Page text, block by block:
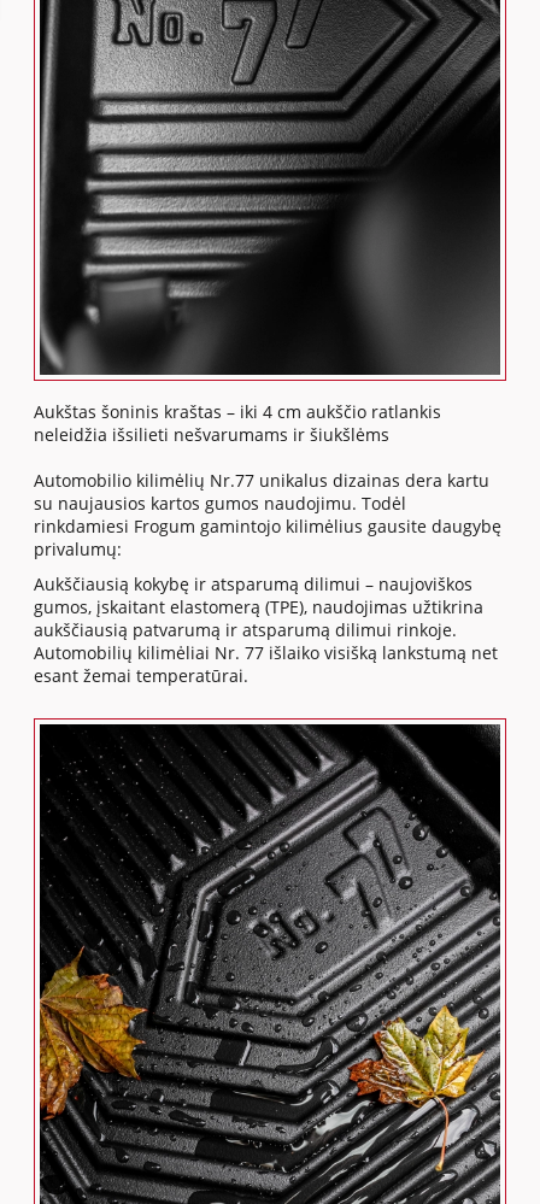
Aukštas šoninis kraštas – iki 4 cm aukščio ratlankis
neleidžia išsilieti nešvarumams ir šiukšlėms
Automobilio kilimėlių Nr.77 unikalus dizainas dera kartu
su naujausios kartos gumos naudojimu. Todėl
rinkdamiesi Frogum gamintojo kilimėlius gausite daugybę
privalumų:
Aukščiausią kokybę ir atsparumą dilimui – naujoviškos
gumos, įskaitant elastomerą (TPE), naudojimas užtikrina
aukščiausią patvarumą ir atsparumą dilimui rinkoje.
Automobilių kilimėliai Nr. 77 išlaiko visišką lankstumą net
esant žemai temperatūrai.